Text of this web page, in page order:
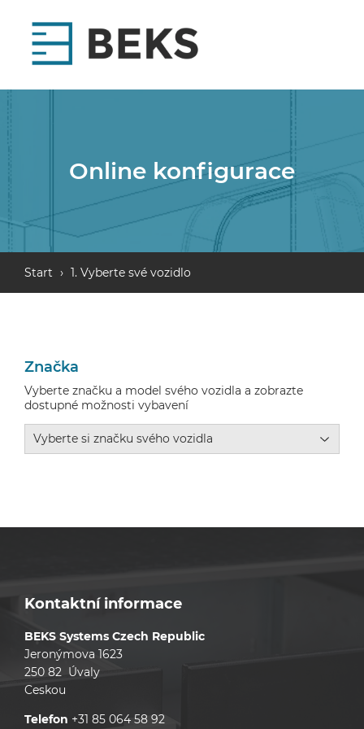
Online konfigurace
Start › 1. Vyberte své vozidlo
Značka
Vyberte značku a model svého vozidla a zobrazte
dostupné možnosti vybavení
Kontaktní informace
BEKS Systems Czech Republic
Jeronýmova 1623
250 82 Úvaly
Ceskou
Telefon +31 85 064 58 92